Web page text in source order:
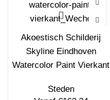
Akoestisch Schilderij
Skyline Eindhoven
Watercolor Paint Vierkant
Steden